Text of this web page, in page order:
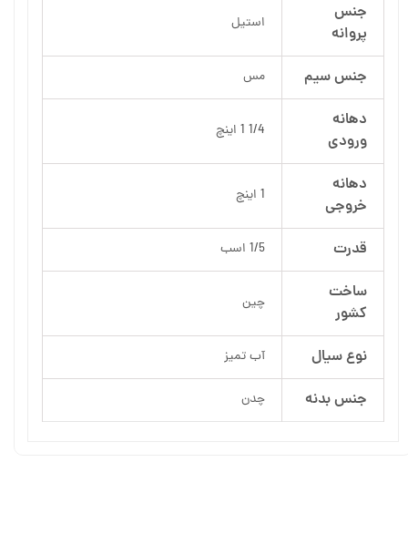
جنس
پروانه
استیل
جنس سیم مس
دهانه
ورودی
1/4 1 اینچ
دهانه
خروجی
1 اینچ
قدرت 1/5 اسب
ساخت
کشور
چین
نوع سیال آب تمیز
جنس بدنه چدن